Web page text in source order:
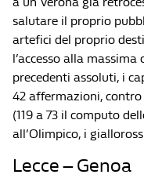
salutare il proprio
artefici del proprio
l’accesso alla
precedenti assoluti, i
42 affermazioni, contro
(119 a 73 il computo
all’Olimpico, i
Lecce – Genoa